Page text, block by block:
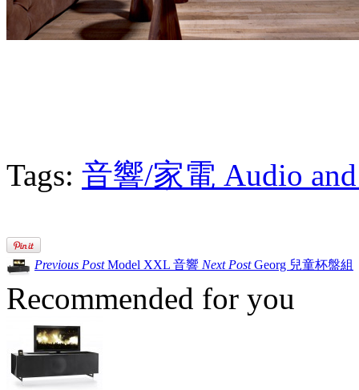
Tags: 音響/家電 Audio
Previous Post Model XXL 音響 Next Post Georg 兒童杯盤組
Recommended for you